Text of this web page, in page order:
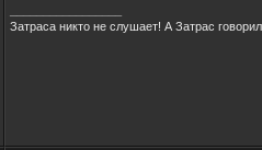
Затраса никто не слушает! А Затрас